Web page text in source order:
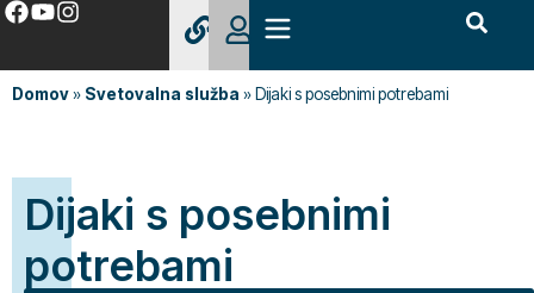
Domov» Svetovalna služba » Dijaki s posebnimi potrebami
Dijaki s posebnimi
potrebami